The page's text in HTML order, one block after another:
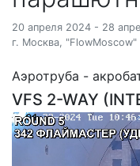
20 апреля 2024 - 28
г. Москва, "FlowMoscow"
Аэротруба -
VFS 2-WAY